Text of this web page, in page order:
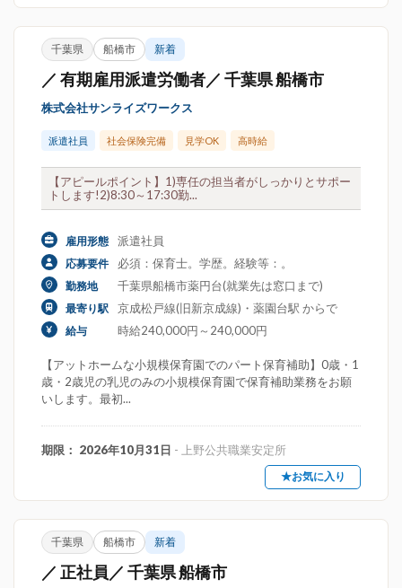
千葉県 船橋市 新着
／ 有期雇用派遣労働者／ 千葉県 船橋市
株式会社サンライズワークス
派遣社員 社会保険完備 見学OK 高時給
【アピールポイント】1)専任の担当者がしっかりとサポー
トします!2)8:30～17:30勤...
雇用形態 派遣社員
応募要件 必須：保育士。学歴。経験等：。
勤務地 千葉県船橋市薬円台(就業先は窓口まで)
最寄り駅 京成松戸線(旧新京成線)・薬園台駅 からで
給与 時給240,000円～240,000円
【アットホームな小規模保育園でのパート保育補助】0歳・1
歳・2歳児の乳児のみの小規模保育園で保育補助業務をお願
いします。最初...
期限： 2026年10月31日 - 上野公共職業安定所
★お気に入り
千葉県 船橋市 新着
／ 正社員／ 千葉県 船橋市